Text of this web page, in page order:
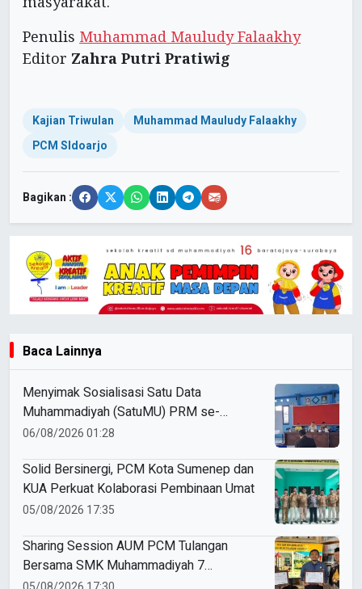
Penulis Muhammad Mauludy Falaakhy
Editor Zahra Putri Pratiwig
Kajian Triwulan
Muhammad Mauludy Falaakhy
PCM SIdoarjo
Bagikan :
Baca Lainnya
Menyimak Sosialisasi Satu Data
Muhammadiyah (SatuMU) PRM se-
Cabang Paciran
06/08/2026 01:28
Solid Bersinergi, PCM Kota Sumenep dan
KUA Perkuat Kolaborasi Pembinaan Umat
05/08/2026 17:35
Sharing Session AUM PCM Tulangan
Bersama SMK Muhammadiyah 7
Gondanglegi Malang: Belajar Bersama